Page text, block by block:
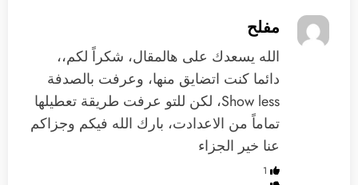
مفلح
الله يسعدك على هالمقال، شكراً لكم،،
دائما كنت اتضايق منها، وعرفت بالصدفة
Show less، لكن للتو عرفت طريقة تعطيلها
تماماً من الاعدادت، بارك الله فيكم وجزاكم
عنا خير الجزاء
1